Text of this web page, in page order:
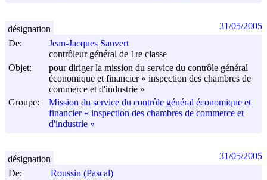
De:
Jean-Jacques Sanvert
contrôleur général de 1re classe
Objet:
pour diriger la mission du service du contrôle général
économique et financier « inspection des chambres de
commerce et d'industrie »
Groupe:
Mission du service du contrôle général économique et
financier « inspection des chambres de commerce et
d'industrie »
désignation 31/05/2005
De:
Roussin (Pascal)
désignation 31/05/2005